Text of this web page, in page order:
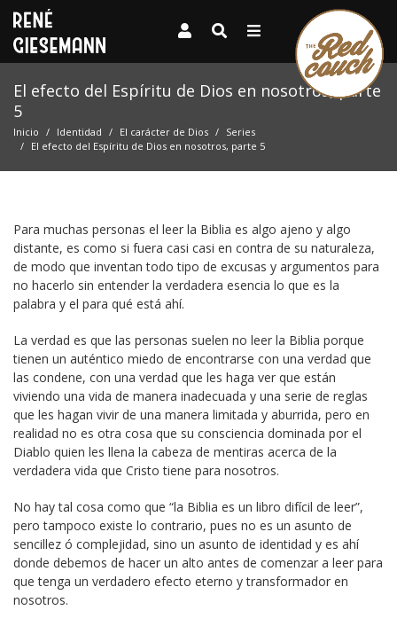
El efecto del Espíritu de Dios en nosotros, parte
5
Inicio Identidad El carácter de Dios
Series
El efecto del Espíritu de Dios en nosotros, parte 5
Para muchas personas el leer la Biblia es algo ajeno y algo
distante, es como si fuera casi casi en contra de su naturaleza,
de modo que inventan todo tipo de excusas y argumentos para
no hacerlo sin entender la verdadera esencia lo que es la
palabra y el para qué está ahí.
La verdad es que las personas suelen no leer la Biblia porque
tienen un auténtico miedo de encontrarse con una verdad que
las condene, con una verdad que les haga ver que están
viviendo una vida de manera inadecuada y una serie de reglas
que les hagan vivir de una manera limitada y aburrida, pero en
realidad no es otra cosa que su consciencia dominada por el
Diablo quien les llena la cabeza de mentiras acerca de la
verdadera vida que Cristo tiene para nosotros.
No hay tal cosa como que “la Biblia es un libro difícil de leer”,
pero tampoco existe lo contrario, pues no es un asunto de
sencillez ó complejidad, sino un asunto de identidad y es ahí
donde debemos de hacer un alto antes de comenzar a leer para
que tenga un verdadero efecto eterno y transformador en
nosotros.